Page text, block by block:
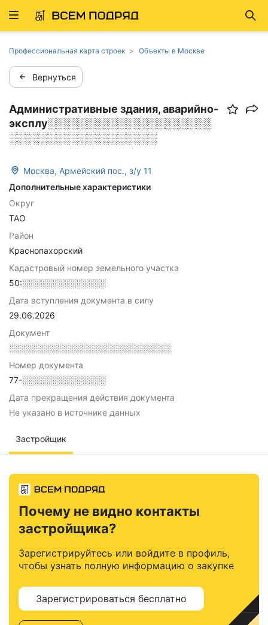
Развернуть
Профессиональная карта строек Объекты в Москве
Вернуться
Административные здания, аварийно-
эксплу░░░░░░░░░░░░░░░░░░░░░
░░░░░░░░░░░░░░░░░░░
Москва, Армейский пос., з/у 11
Дополнительные характеристики
Округ
ТАО
Район
Краснопахорский
Кадастровый номер земельного участка
50:░░░░░░░░░░░░░░
Дата вступления документа в силу
29.06.2026
Документ
░░░░░░░░░░░░░░░░░░░░░░░░░░░
Номер документа
77-░░░░░░░░░░░░░░
Дата прекращения действия документа
Не указано в источнике данных
Застройщик
Почему не видно контакты
застройщика?
Зарегистрируйтесь или войдите в профиль,
чтобы узнать полную информацию о закупке
Зарегистрироваться бесплатно